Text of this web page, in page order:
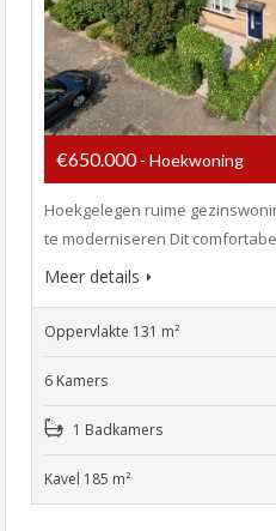
€650.000- Hoekwoning
Hoekgelegen ruime
te moderniseren Dit
Meer details
Oppervlakte 131 m²
6 Kamers
1 Badkamers
Kavel 185 m²